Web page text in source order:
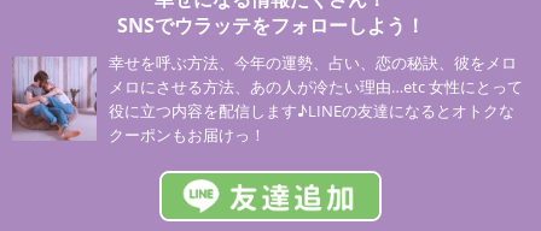
SNSでウラッテをフォローしよう！
幸せを呼ぶ方法、今年の運勢、占い、恋の秘訣、彼をメロ
メロにさせる方法、あの人が冷たい理由…etc 女性にとって
役に立つ内容を配信します♪LINEの友達になるとオトクな
クーポンもお届けっ！